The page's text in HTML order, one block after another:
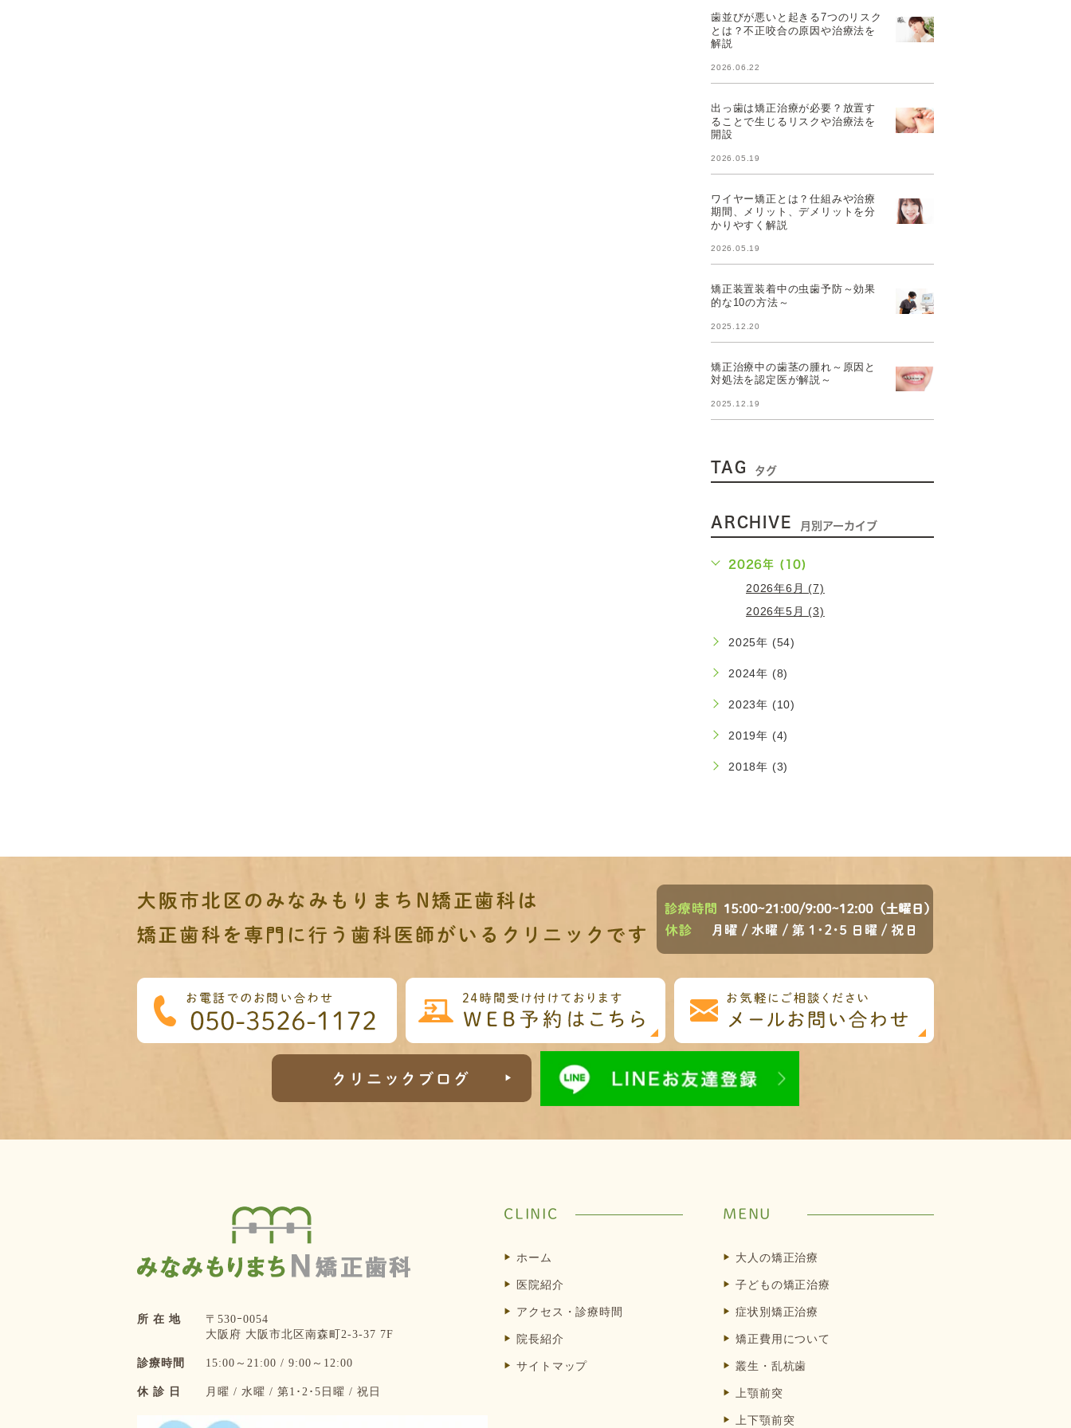
歯並びが悪いと起きる7つのリスク
とは？不正咬合の原因や治療法を
解説
2026.06.22
出っ歯は矯正治療が必要？放置す
ることで生じるリスクや治療法を
開設
2026.05.19
ワイヤー矯正とは？仕組みや治療
期間、メリット、デメリットを分
かりやすく解説
2026.05.19
矯正装置装着中の虫歯予防～効果
的な10の方法～
2025.12.20
矯正治療中の歯茎の腫れ～原因と
対処法を認定医が解説～
2025.12.19
TAG タグ
ARCHIVE 月別アーカイブ
2026年 (10)
2026年6月 (7)
2026年5月 (3)
2025年 (54)
2024年 (8)
2023年 (10)
2019年 (4)
2018年 (3)
クリニックブログ
所 在 地
〒530ｰ0054
大阪府 大阪市北区南森町2-3-37 7F
診療時間 15:00～21:00 / 9:00～12:00
休 診 日 月曜 / 水曜 / 第1･2･5日曜 / 祝日
CLINIC
ホーム
医院紹介
アクセス・診療時間
院長紹介
サイトマップ
MENU
大人の矯正治療
子どもの矯正治療
症状別矯正治療
矯正費用について
叢生・乱杭歯
上顎前突
上下顎前突